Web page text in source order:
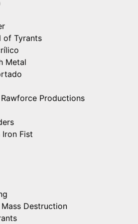
of Tyrants
Metal
Rawforce Productions
Iron Fist
Destruction